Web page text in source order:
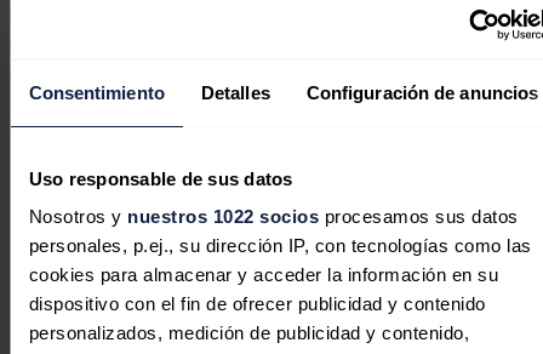
Consentimiento Detalles Configuración de anuncios
Uso responsable de sus datos
Nosotros y nuestros 1022 sociosprocesamos sus datos
personales, p.ej., su dirección IP, con tecnologías como las
cookies para almacenar y acceder la información en su
dispositivo con el fin de ofrecer publicidad y contenido
personalizados, medición de publicidad y contenido,
Los ejecutivos de ambas empresas también han confirmado que han
Las fábricas de EEUU se preparan
para cubrir la nueva demanda de